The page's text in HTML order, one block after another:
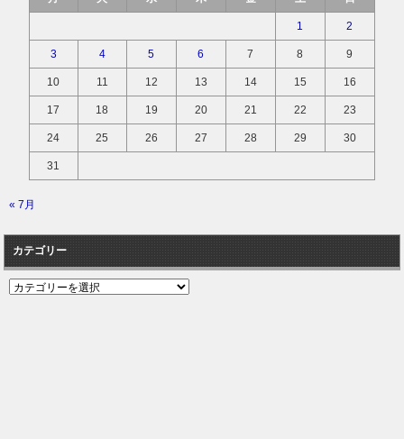
1 2
3 4 5 6 7 8 9
10 11 12 13 14 15 16
17 18 19 20 21 22 23
24 25 26 27 28 29 30
31
« 7月
カテゴリー
カ